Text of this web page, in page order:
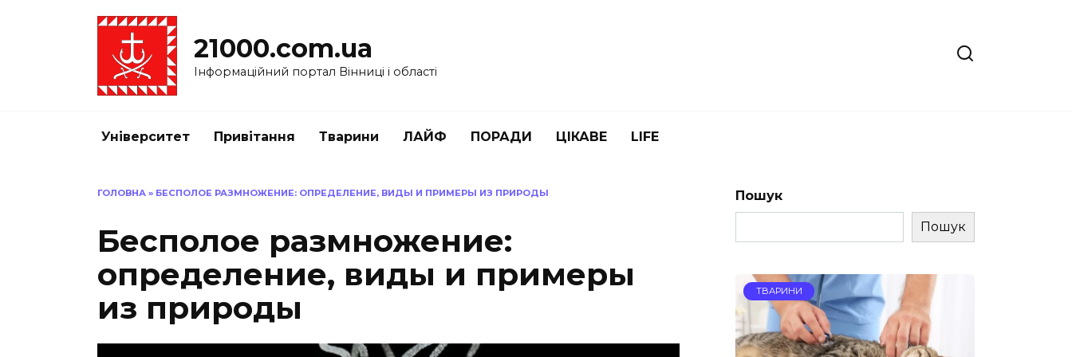
21000.com.ua
Інформаційний портал Вінниці і області
Університет Привітання Тварини ЛАЙФ ПОРАДИ ЦІКАВЕ LIFE
ГОЛОВНА » БЕСПОЛОЕ РАЗМНОЖЕНИЕ: ОПРЕДЕЛЕНИЕ, ВИДЫ И ПРИМЕРЫ ИЗ ПРИРОДЫ
Бесполое размножение:
определение, виды и примеры
из природы
Пошук
Пошук
ТВАРИНИ